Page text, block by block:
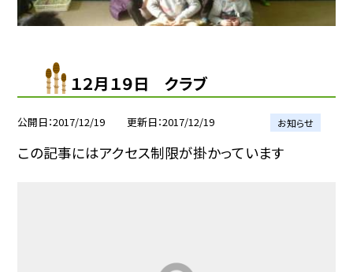
１２月１９日 クラブ
公開日 2017/12/19 更新日 2017/12/19 お知らせ
この記事にはアクセス制限が掛かっています